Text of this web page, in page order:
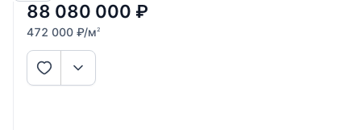
88 080 000 ₽
472 000 ₽/м2